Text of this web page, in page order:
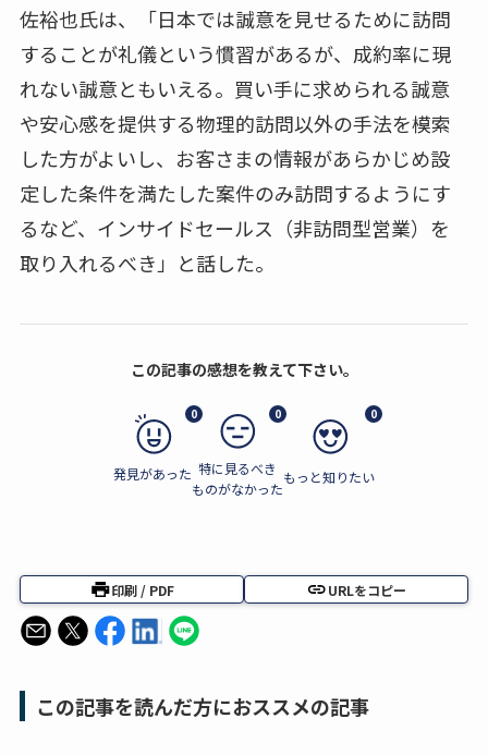
佐裕也氏は、「日本では誠意を見せるために訪問
することが礼儀という慣習があるが、成約率に現
れない誠意ともいえる。買い手に求められる誠意
や安心感を提供する物理的訪問以外の手法を模索
した方がよいし、お客さまの情報があらかじめ設
定した条件を満たした案件のみ訪問するようにす
るなど、インサイドセールス（非訪問型営業）を
取り入れるべき」と話した。
この記事の感想を教えて下さい。
0
発見があった
0
特に見るべき
ものがなかった
0
もっと知りたい
印刷 / PDF URLをコピー
この記事を読んだ方におススメの記事